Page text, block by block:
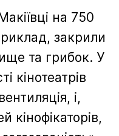
на 750
закрили
та грибок. У
кінотеатрів
і,
кінофікаторів,